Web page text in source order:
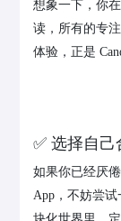
想象一下，你
读，所有的专
体验，正是
✅ 选择自
如果你已经厌
App，不妨尝试
块化世界里，